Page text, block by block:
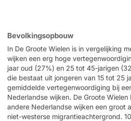
Bevolkingsopbouw
In De Groote Wielen is in vergelijking
wijken een erg hoge
jaar oud (27%) en 25 tot 45-jarigen
die bestaat uit jongeren van 15 tot 25
gemiddelde vertegenwoordiging bij
Nederlandse wijken. De Groote
andere Nederlandse wijken een groot
niet-westerse migrantieachtergrond.